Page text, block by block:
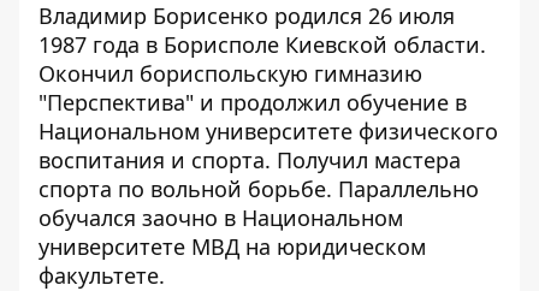
Владимир Борисенко родился 26 июля
1987 года в Борисполе Киевской области.
Окончил бориспольскую гимназию
"Перспектива" и продолжил обучение в
Национальном университете физического
воспитания и спорта. Получил мастера
спорта по вольной борьбе. Параллельно
обучался заочно в Национальном
университете МВД на юридическом
факультете.